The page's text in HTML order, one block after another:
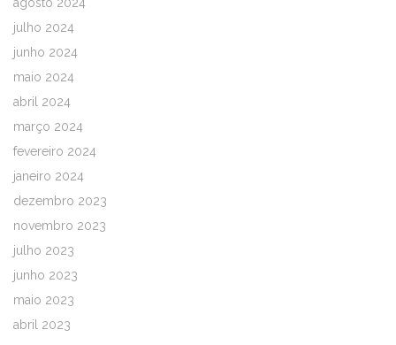
agosto 2024
julho 2024
junho 2024
maio 2024
abril 2024
março 2024
fevereiro 2024
janeiro 2024
dezembro 2023
novembro 2023
julho 2023
junho 2023
maio 2023
abril 2023